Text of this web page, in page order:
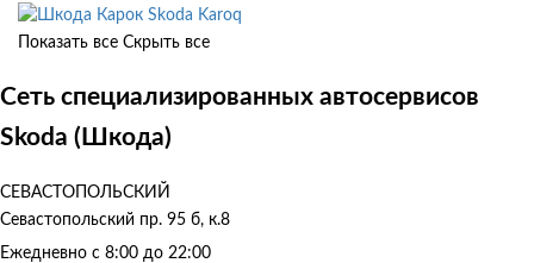
Skoda Karoq
Показать все Скрыть все
Сеть специализированных автосервисов
Skoda (Шкода)
СЕВАСТОПОЛЬСКИЙ
Севастопольский пр. 95 б, к.8
Ежедневно с 8:00 до 22:00